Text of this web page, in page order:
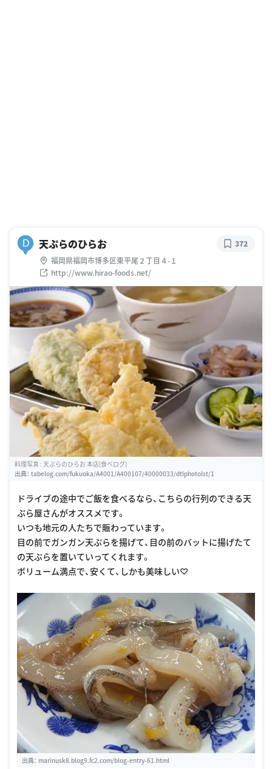
D 天ぷらのひらお
福岡県福岡市博多区東平尾２丁目４-１
http://www.hirao-foods.net/
372
料理写真 : 天ぷらのひらお 本店[食べログ]
出典： tabelog.com/fukuoka/A4001/A400107/40000033/dtlphotolst/1
ドライブの途中でご飯を食べるなら、こちらの行列のできる天
ぷら屋さんがオススメです。
いつも地元の人たちで賑わっています。
目の前でガンガン天ぷらを揚げて、目の前のバットに揚げたて
の天ぷらを置いていってくれます。
ボリューム満点で、安くて、しかも美味しい♡
出典： marinusk8.blog9.fc2.com/blog-entry-61.html